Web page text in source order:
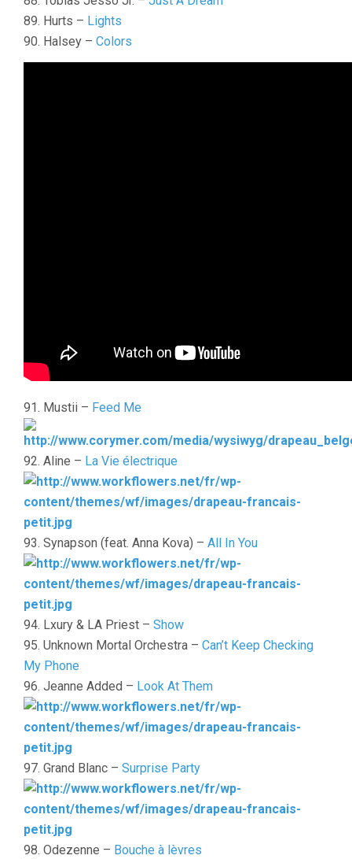
89. Hurts – Lights
90. Halsey – Colors
91. Mustii – Feed Me
92. Aline – La Vie électrique
93. Synapson (feat. Anna Kova) – All In You
94. Lxury & LA Priest – Show
95. Unknown Mortal Orchestra – Can’t Keep Checking
My Phone
96. Jeanne Added – Look At Them
97. Grand Blanc – Surprise Party
98. Odezenne – Bouche à lèvres